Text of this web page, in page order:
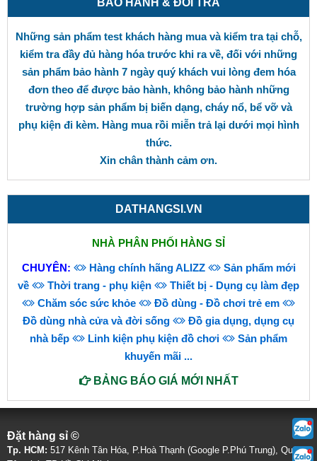
BẢO HÀNH & ĐỔI TRẢ
Những sản phẩm test khách hàng mua và kiểm tra tại chỗ,
kiểm tra đầy đủ hàng hóa trước khi ra về, đối với những
sản phẩm bảo hành 7 ngày quý khách vui lòng đem hóa
đơn theo để được bảo hành, không bảo hành những
trường hợp sản phẩm bị biến dạng, cháy nổ, bể vỡ và
phụ kiện đi kèm. Hàng mua rồi miễn trả lại dưới mọi hình
thức.
Xin chân thành cảm ơn.
DATHANGSI.VN
NHÀ PHÂN PHỐI HÀNG SỈ
CHUYÊN: Hàng chính hãng ALIZZ
Sản phẩm mới
về
Thời trang - phụ kiện
Thiết bị - Dụng cụ làm đẹp
Chăm sóc sức khỏe
Đồ dùng - Đồ chơi trẻ em
Đồ dùng nhà cửa và đời sống
Đồ gia dụng, dụng cụ
nhà bếp
Linh kiện phụ kiện đồ chơi
Sản phẩm
khuyến mãi ...
BẢNG BÁO GIÁ MỚI NHẤT
Đặt hàng sỉ ©
Tp. HCM: 517 Kênh Tân Hóa, P.Hoà Thạnh (Google P.Phú Trung), Quận